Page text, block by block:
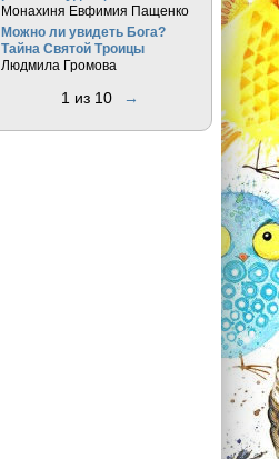
Монахиня Евфимия Пащенко
Можно ли увидеть Бога?
Тайна Святой Троицы
Людмила Громова
1 из 10 →